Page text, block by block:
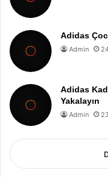
Adidas
Admin
Adidas
Yakalayın
Admin